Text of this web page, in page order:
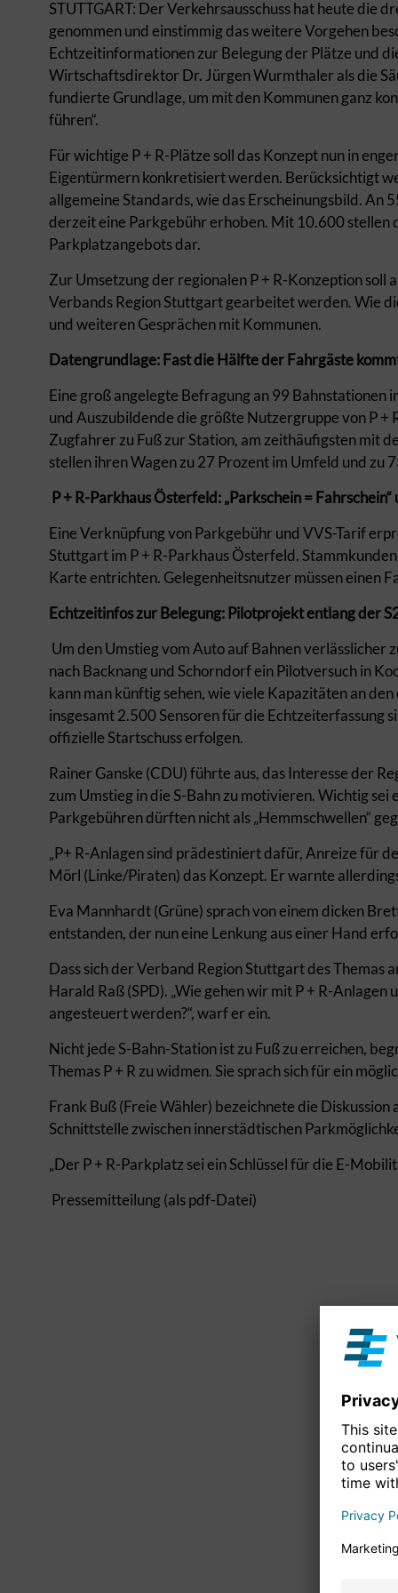
STUTTGART: Der Verkehrsausschuss hat heute die
genommen und einstimmig das weitere Vorgehen
Echtzeitinformationen zur Belegung der Plätze und
Wirtschaftsdirektor Dr. Jürgen Wurmthaler als die
fundierte Grundlage, um mit den Kommunen ganz
führen“.
Für wichtige P + R-Plätze soll das Konzept nun in
Eigentürmern konkretisiert werden. Berücksichtigt
allgemeine Standards, wie das Erscheinungsbild. An
derzeit eine Parkgebühr erhoben. Mit 10.600
Parkplatzangebots dar.
Zur Umsetzung der regionalen P + R-Konzeption
Verbands Region Stuttgart gearbeitet werden. Wie
und weiteren Gesprächen mit Kommunen.
Datengrundlage: Fast die Hälfte der Fahrgäste
Eine groß angelegte Befragung an 99
und Auszubildende die größte Nutzergruppe von P
Zugfahrer zu Fuß zur Station, am zeithäufigsten mit
stellen ihren Wagen zu 27 Prozent im Umfeld und zu
P + R-Parkhaus Österfeld: „Parkschein =
Eine Verknüpfung von Parkgebühr und VVS-Tarif
Stuttgart im P + R-Parkhaus Österfeld.
Karte entrichten. Gelegenheitsnutzer müssen einen
Echtzeitinfos zur Belegung: Pilotprojekt entlang der
Um den Umstieg vom Auto auf Bahnen verlässlicher
nach Backnang und Schorndorf ein Pilotversuch in
kann man künftig sehen, wie viele Kapazitäten an
insgesamt 2.500 Sensoren für die Echtzeiterfassung
offizielle Startschuss erfolgen.
Rainer Ganske (CDU) führte aus, das Interesse der
zum Umstieg in die S-Bahn zu motivieren. Wichtig sei
Parkgebühren dürften nicht als „Hemmschwellen“
„P+ R-Anlagen sind prädestiniert dafür, Anreize für
Mörl (Linke/Piraten) das Konzept. Er warnte
Eva Mannhardt (Grüne) sprach von einem dicken
entstanden, der nun eine Lenkung aus einer Hand
Dass sich der Verband Region Stuttgart des Themas
Harald Raß (SPD). „Wie gehen wir mit P + R-
angesteuert werden?“, warf er ein.
Nicht jede S-Bahn-Station ist zu Fuß zu erreichen,
Themas P + R zu widmen. Sie sprach sich für ein
Frank Buß (Freie Wähler) bezeichnete die Diskussion
Schnittstelle zwischen innerstädtischen
„Der P + R-Parkplatz sei ein Schlüssel für die E-
Pressemitteilung (als pdf-Datei)